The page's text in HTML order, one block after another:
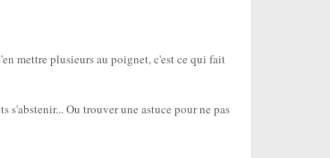
mettre plusieurs au poignet, c'est ce qui fait
s'abstenir... Ou trouver une astuce pour ne pas